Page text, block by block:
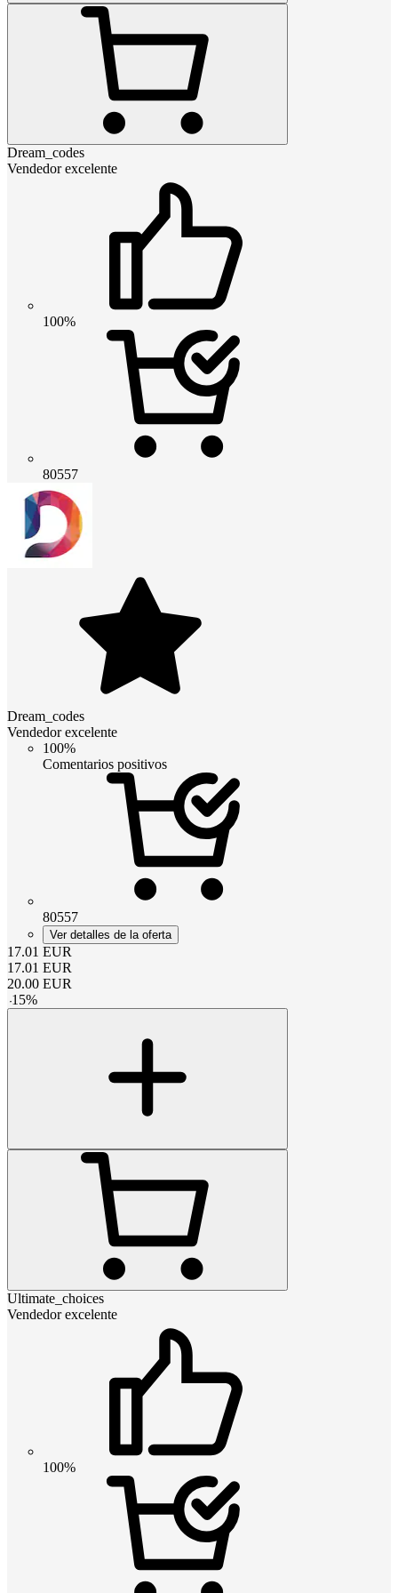
Dream_codes
Vendedor excelente
100%
80557
Dream_codes
Vendedor excelente
100%
Comentarios positivos
80557
Ver detalles de la oferta
17.01 EUR
17.01 EUR
20.00 EUR
-15%
Ultimate_choices
Vendedor excelente
100%